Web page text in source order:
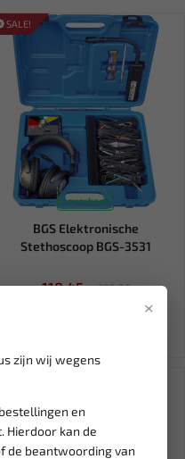
×
zijn wij wegens
en
kan de
de beantwoording van
SALE!
Leverbaar
BGS Elektronische
Stethoscoop BGS-3531
118,45
139,36